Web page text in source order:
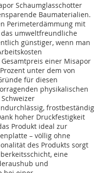
Schaumglasschotter
Baumaterialien.
Perimeterdämmung mit
umweltfreundliche
günstiger, wenn man
einer Misapor
unter dem von
für diesen
physikalischen
frostbeständig
hoher Druckfestigkeit
Produkt ideal zur
– völlig ohne
des Produkts sorgt
eine
und